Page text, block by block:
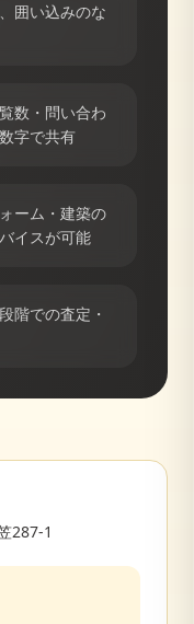
囲い込みのな
数・問い合わ
字で共有
ーム・建築の
イスが可能
階での査定・
287-1